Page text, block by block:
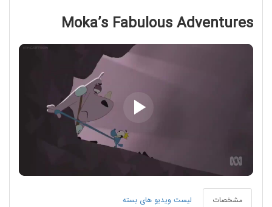
Moka’s Fabulous Adventures
Play
Video
مشخصات لیست ویدیو های بسته